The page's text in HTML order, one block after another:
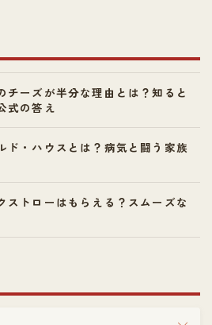
チーズが半分な理由とは？知ると
式の答え
ド・ハウスとは？病気と闘う家族
ストローはもらえる？スムーズな